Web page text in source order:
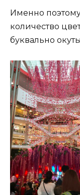
Именно
количество
буквально